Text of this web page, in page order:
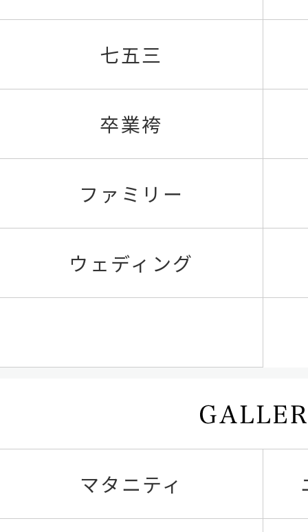
七五三
卒業袴
ファミリー
ウェディング
マタニティ